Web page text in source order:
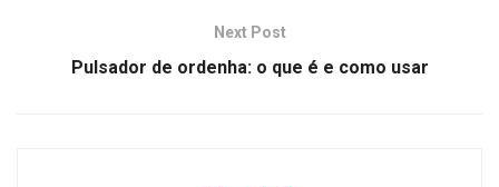
Next Post
Pulsador de ordenha: o que é e como usar